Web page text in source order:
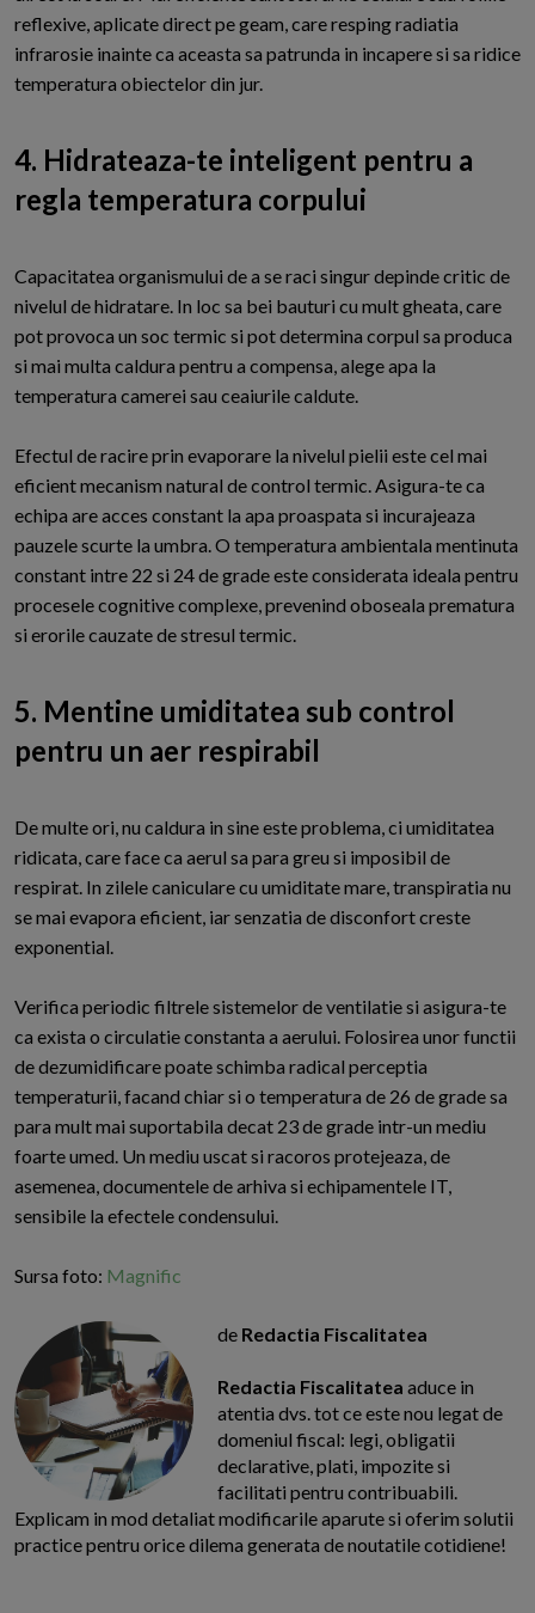
reflexive, aplicate direct pe geam, care resping radiatia
infrarosie inainte ca aceasta sa patrunda in incapere si sa ridice
temperatura obiectelor din jur.
4. Hidrateaza-te inteligent pentru a
regla temperatura corpului
Capacitatea organismului de a se raci singur depinde critic de
nivelul de hidratare. In loc sa bei bauturi cu mult gheata, care
pot provoca un soc termic si pot determina corpul sa produca
si mai multa caldura pentru a compensa, alege apa la
temperatura camerei sau ceaiurile caldute.
Efectul de racire prin evaporare la nivelul pielii este cel mai
eficient mecanism natural de control termic. Asigura-te ca
echipa are acces constant la apa proaspata si incurajeaza
pauzele scurte la umbra. O temperatura ambientala mentinuta
constant intre 22 si 24 de grade este considerata ideala pentru
procesele cognitive complexe, prevenind oboseala prematura
si erorile cauzate de stresul termic.
5. Mentine umiditatea sub control
pentru un aer respirabil
De multe ori, nu caldura in sine este problema, ci umiditatea
ridicata, care face ca aerul sa para greu si imposibil de
respirat. In zilele caniculare cu umiditate mare, transpiratia nu
se mai evapora eficient, iar senzatia de disconfort creste
exponential.
Verifica periodic filtrele sistemelor de ventilatie si asigura-te
ca exista o circulatie constanta a aerului. Folosirea unor functii
de dezumidificare poate schimba radical perceptia
temperaturii, facand chiar si o temperatura de 26 de grade sa
para mult mai suportabila decat 23 de grade intr-un mediu
foarte umed. Un mediu uscat si racoros protejeaza, de
asemenea, documentele de arhiva si echipamentele IT,
sensibile la efectele condensului.
Sursa foto: Magnific
de Redactia Fiscalitatea
Redactia Fiscalitatea aduce in
atentia dvs. tot ce este nou legat de
domeniul fiscal: legi, obligatii
declarative, plati, impozite si
facilitati pentru contribuabili.
Explicam in mod detaliat modificarile aparute si oferim solutii
practice pentru orice dilema generata de noutatile cotidiene!